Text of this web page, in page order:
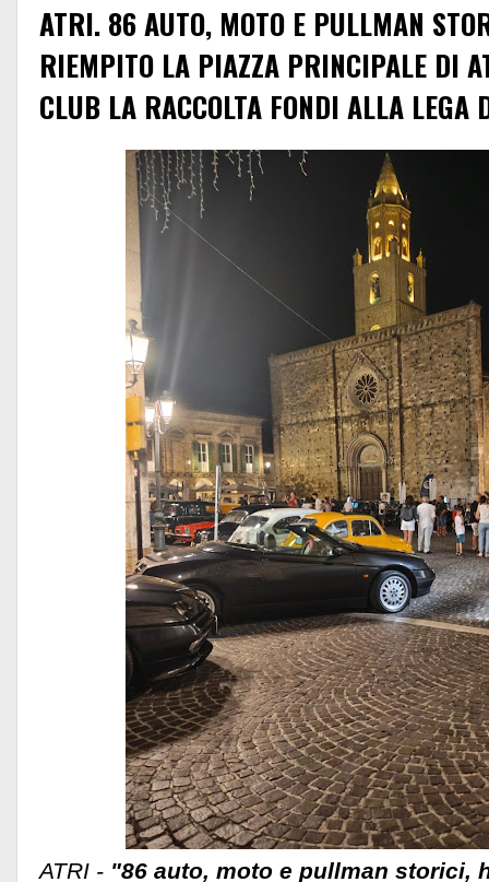
ATRI. 86 AUTO, MOTO E PULLMAN
RIEMPITO LA PIAZZA PRINCIPALE DI
CLUB LA RACCOLTA FONDI ALLA LEGA
ATRI - "86 auto, moto e pullman storici,